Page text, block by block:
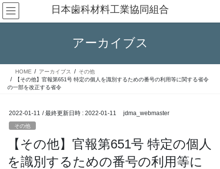
コ
ン
テ
ス
ナ
ビ
ゲ
ン
日本歯科材料工業協同組合
アーカイブス
HOME アーカイブス
その他
【その他】官報第651号 特定の個人を識別するための番号の利用等に関する省令
の一部を改正する省令
2022-01-11 / 最終更新日時 : 2022-01-11 jdma_webmaster
その他
【その他】官報第651号 特定の個人
を識別するための番号の利用等に